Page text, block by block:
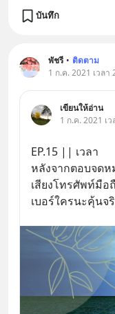
บันทึก
พัชรี • ติดตาม
1 ก.ค. 2021 เวลา
เขียนให้อ่าน
1 ก.ค. 2021 เ
EP.15 || เวลา
หลังจากตอบจด
เสียงโทรศัพท์มือ
เบอร์ใครนะคุ้นจ